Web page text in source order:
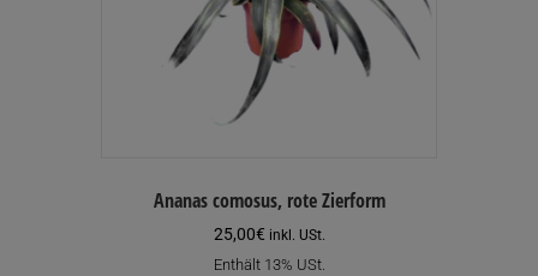
Ananas comosus, rote Zierform
25,00€ inkl. USt.
Enthält 13% USt.